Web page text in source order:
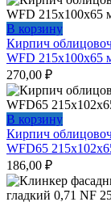
В корзину
Кирпич
WFD 215х100х65
270,00 ₽
В корзину
Кирпич
WFD65
186,00 ₽